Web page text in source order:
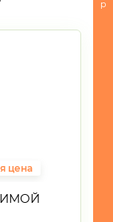
цена
р